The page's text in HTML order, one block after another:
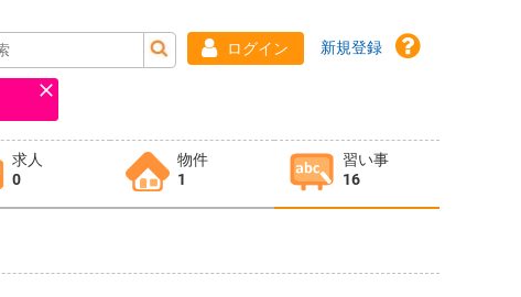
ログイン 新規登録
求人
0
物件
1
習い事
16